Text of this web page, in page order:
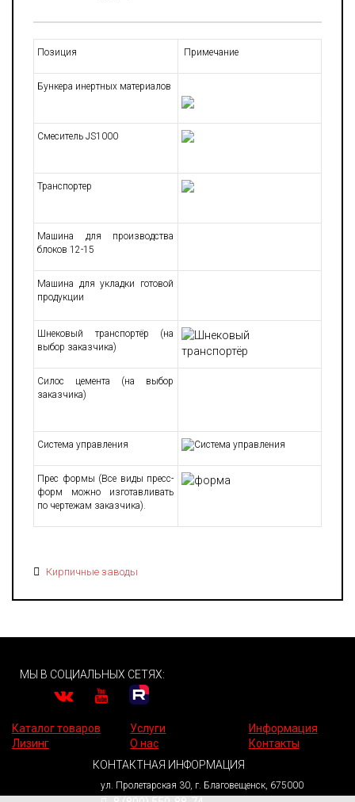
Позиция Примечание
Бункера инертных материалов
Смеситель JS1000
Транспортер
Машина для производства
блоков 12-15
Машина для укладки готовой
продукции
Шнековый транспортёр (на
выбор заказчика)
Силос цемента (на выбор
заказчика)
Система управления
Прес формы (Все виды пресс-
форм можно изготавливать
по чертежам заказчика).
Кирпичные заводы
МЫ В СОЦИАЛЬНЫХ СЕТЯХ:
Каталог товаров Услуги
Информация
Лизинг
О нас
Контакты
КОНТАКТНАЯ ИНФОРМАЦИЯ
ул. Пролетарская 30, г. Благовещенск, 675000